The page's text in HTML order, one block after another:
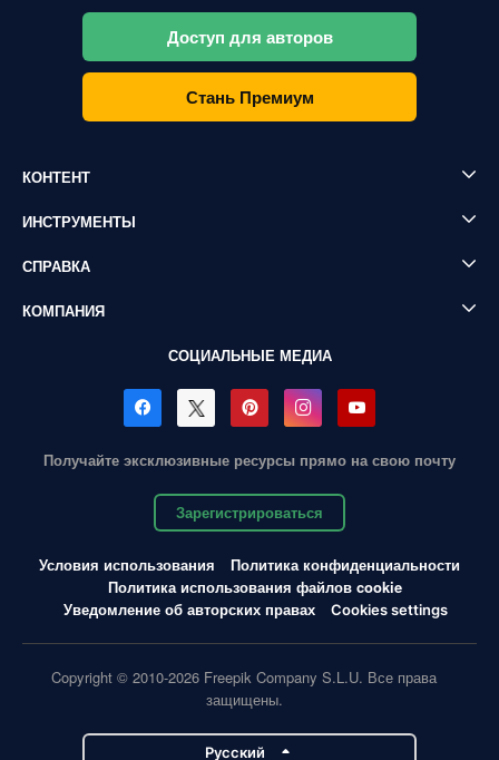
Доступ для авторов
Стань Премиум
КОНТЕНТ
ИНСТРУМЕНТЫ
СПРАВКА
КОМПАНИЯ
СОЦИАЛЬНЫЕ МЕДИА
Получайте эксклюзивные ресурсы прямо на свою почту
Зарегистрироваться
Условия использования
Политика конфиденциальности
Политика использования файлов cookie
Уведомление об авторских правах
Cookies settings
Copyright © 2010-2026 Freepik Company S.L.U. Все права
защищены.
Pусский